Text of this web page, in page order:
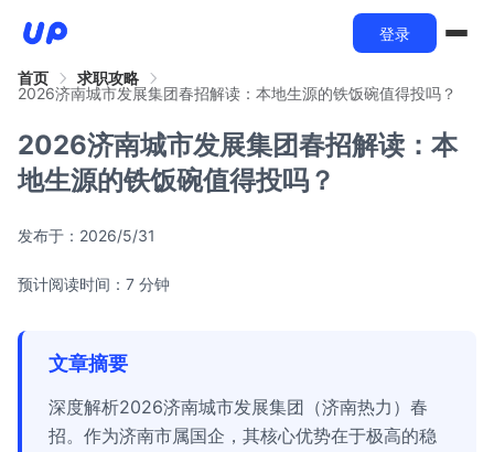
登录
首页
求职攻略
2026济南城市发展集团春招解读：本地生源的铁饭碗值得投吗？
2026济南城市发展集团春招解读：本
地生源的铁饭碗值得投吗？
发布于： 2026/5/31
预计阅读时间：7 分钟
文章摘要
深度解析2026济南城市发展集团（济南热力）春
招。作为济南市属国企，其核心优势在于极高的稳